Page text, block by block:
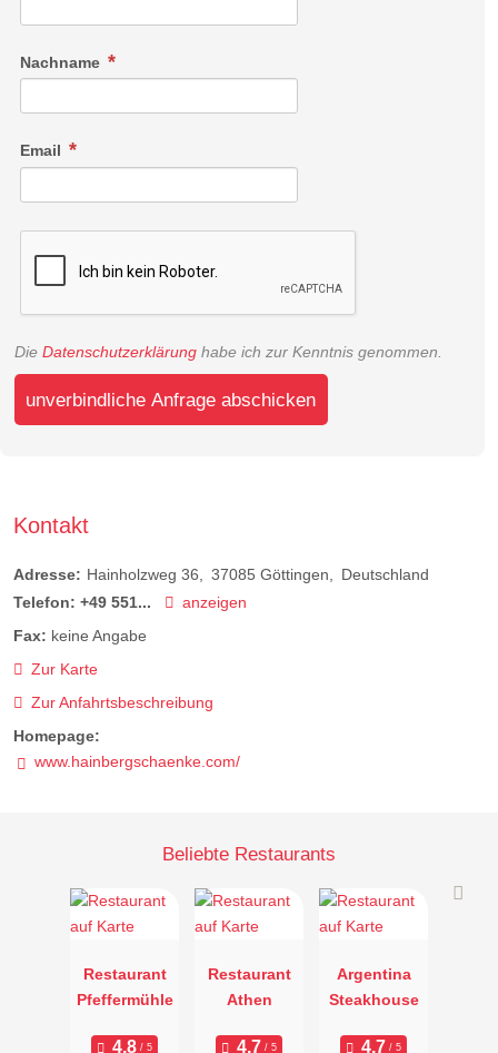
Nachname
Email
Die Datenschutzerklärung habe ich zur Kenntnis genommen.
unverbindliche Anfrage abschicken
Kontakt
Adresse: Hainholzweg 36 37085 Göttingen
Deutschland
Telefon: +49 551...
anzeigen
Fax: keine Angabe
Zur Karte
Zur Anfahrtsbeschreibung
Homepage:
www.hainbergschaenke.com/
Beliebte Restaurants
Restaurant
Pfeffermühle
Restaurant
Athen
Argentina
Steakhouse